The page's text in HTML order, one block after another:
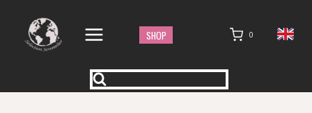
contenu
SHOP 0